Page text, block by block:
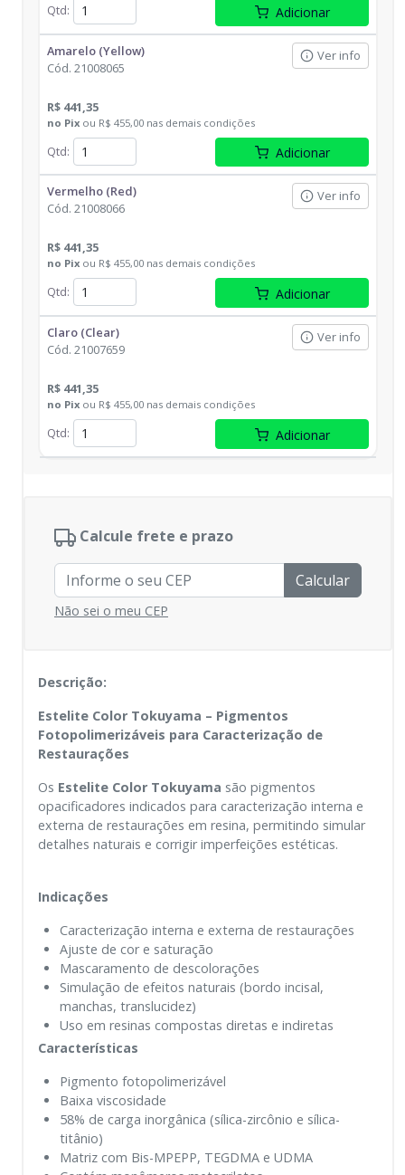
Qtd: Adicionar
Amarelo (Yellow)
Cód. 21008065
Ver info
R$ 441,35
no Pix ou R$ 455,00 nas demais condições
Qtd: Adicionar
Vermelho (Red)
Cód. 21008066
Ver info
R$ 441,35
no Pix ou R$ 455,00 nas demais condições
Qtd: Adicionar
Claro (Clear)
Cód. 21007659
Ver info
R$ 441,35
no Pix ou R$ 455,00 nas demais condições
Qtd: Adicionar
Calcule frete e prazo
Calcular
Não sei o meu CEP
Descrição:
Estelite Color Tokuyama – Pigmentos
Fotopolimerizáveis para Caracterização de
Restaurações
Os Estelite Color Tokuyama são pigmentos
opacificadores indicados para caracterização interna e
externa de restaurações em resina, permitindo simular
detalhes naturais e corrigir imperfeições estéticas.
Indicações
Caracterização interna e externa de restaurações
Ajuste de cor e saturação
Mascaramento de descolorações
Simulação de efeitos naturais (bordo incisal,
manchas, translucidez)
Uso em resinas compostas diretas e indiretas
Características
Pigmento fotopolimerizável
Baixa viscosidade
58% de carga inorgânica (sílica-zircônio e sílica-
titânio)
Matriz com Bis-MPEPP, TEGDMA e UDMA